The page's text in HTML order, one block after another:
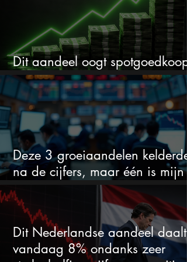
Dit aandeel oogt spotgoedkoop
voor hoeveel het kan stijgen
Deze 3 groeiaandelen
na de cijfers, maar één is mijn
duidelijke favoriet
Dit Nederlandse aandeel daalt
vandaag 8% ondanks zeer